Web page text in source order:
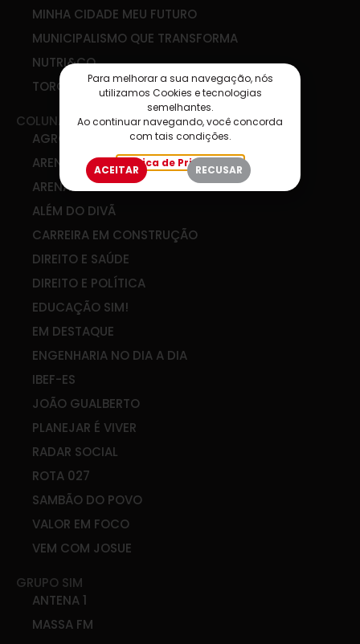
MINHA CIDADE MEU FUTURO
MUNICIPALISMO QUE TRANSFORMA
NUTRI&CO
TORCIDA SIM
COLUNAS
AGRO & COOP
ARENA DE IDEIAS
ARENA DIGITAL
ALÉM DO DIVÃ
CARREIRA EM CONSTRUÇÃO
DIREITO E SAÚDE
DIREITO E POLÍTICA
EDUCAÇÃO SIM!
EM DESTAQUE
ENGENHARIA NO DIA A DIA
IBEF-ES
JOÃO GUALBERTO
PLANEJAR É VIVER
RADAR SOCIAL
ROTA 027
SAMBÃO DO POVO
VALOR EM FOCO
VEM COM JOSUE
GRUPO SIM
ANTENA 1
MASSA FM
Para melhorar a sua navegação, nós
utilizamos Cookies e tecnologias
semelhantes.
Ao continuar navegando, você concorda
com tais condições.
Política de Privacidade
ACEITAR RECUSAR